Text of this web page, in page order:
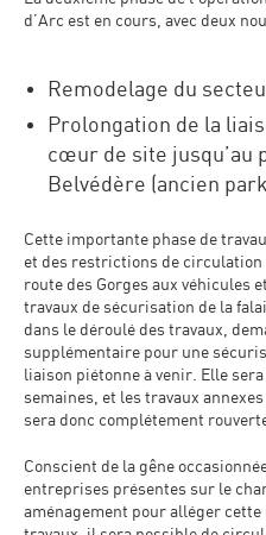
d’Arc est en cours, avec deux
Remodelage du
Prolongation de la
cœur de site jusqu’au
Belvédère (ancien
Cette importante phase de
et des restrictions de circulation
route des Gorges aux véhicules
travaux de sécurisation de la
dans le déroulé des travaux,
supplémentaire pour une
liaison piétonne à venir. Elle
semaines, et les travaux
sera donc complétement
Conscient de la gêne
entreprises présentes sur le
aménagement pour alléger